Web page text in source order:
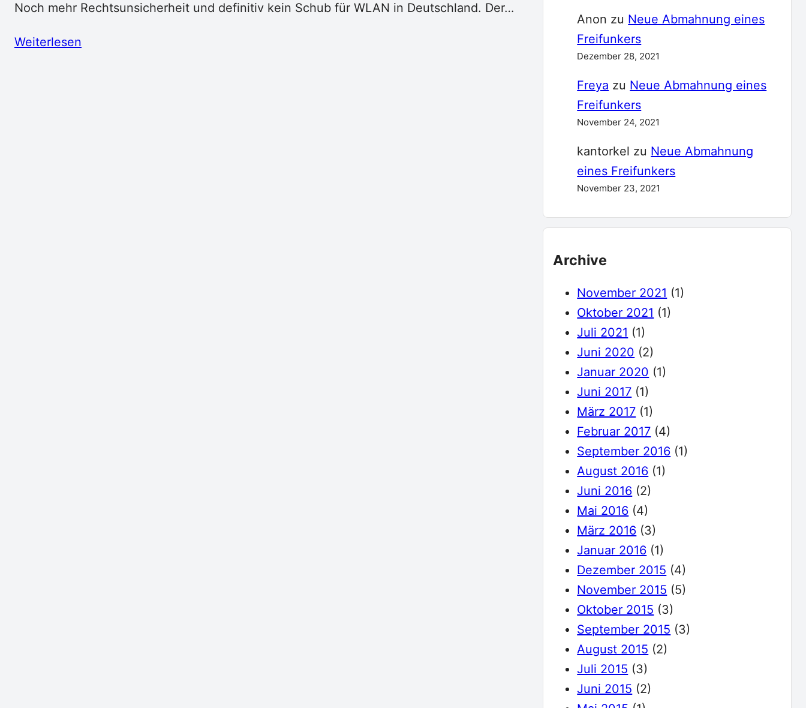
Noch mehr Rechtsunsicherheit und definitiv kein Schub für WLAN in Deutschland. Der…
Weiterlesen
Anon zu Neue Abmahnung eines
Freifunkers
Dezember 28, 2021
Freya zu Neue Abmahnung eines
Freifunkers
November 24, 2021
kantorkel zu Neue Abmahnung
eines Freifunkers
November 23, 2021
Archive
November 2021 (1)
Oktober 2021 (1)
Juli 2021 (1)
Juni 2020 (2)
Januar 2020 (1)
Juni 2017 (1)
März 2017 (1)
Februar 2017 (4)
September 2016 (1)
August 2016 (1)
Juni 2016 (2)
Mai 2016 (4)
März 2016 (3)
Januar 2016 (1)
Dezember 2015 (4)
November 2015 (5)
Oktober 2015 (3)
September 2015 (3)
August 2015 (2)
Juli 2015 (3)
Juni 2015 (2)